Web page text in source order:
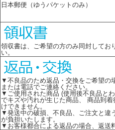
日本郵便（ゆうパケットのみ）
領収書は、ご希望の方のみ同封してお
い。
▼不良品のため返品・交換をご希望
または電話でご連絡ください。
▼ご使用された商品 (使用後不良品と
でキズや汚れが生じた商品、 商品到
けできません。
▼発送中の破損、不良品、ご注文と違
が負担いたします。
▼お客様都合による返品の場合、返送